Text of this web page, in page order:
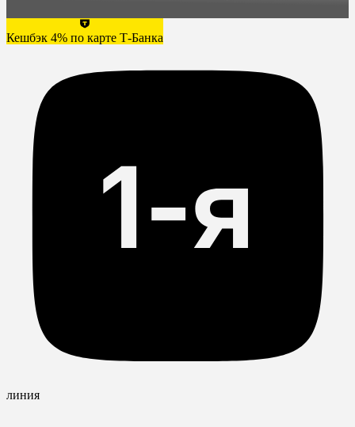
Кешбэк 4% по карте Т-Банка
линия